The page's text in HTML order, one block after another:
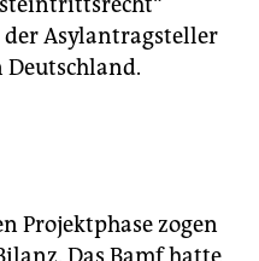
Asylantragsteller
Projektphase zogen